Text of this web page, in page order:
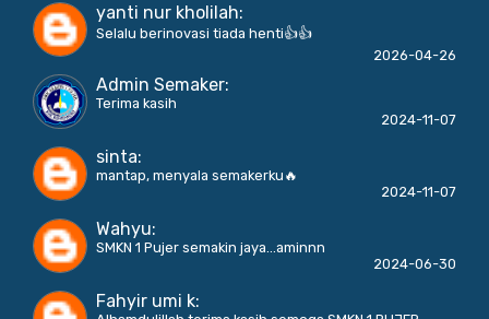
yanti nur kholilah:
Selalu berinovasi tiada henti👍👍
2026-04-26
Admin Semaker:
Terima kasih
2024-11-07
sinta:
mantap, menyala semakerku🔥
2024-11-07
Wahyu:
SMKN 1 Pujer semakin jaya...aminnn
2024-06-30
Fahyir umi k: